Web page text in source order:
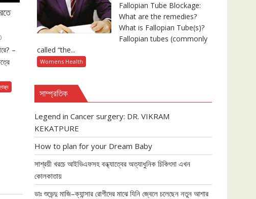
–
Fallopian Tube Blockage:
What are the remedies?
What is Fallopian Tube(s)?
Fallopian tubes (commonly
called “the...
Womens Health
সাম্প্রতিক
Legend in Cancer surgery: DR. VIKRAM
KEKATPURE
How to plan for your Dream Baby
সাশ্রয়ী খরচে আইভিএফসহ বন্ধ্যাত্বের অত্যাধুনিক চিকিৎসা এখন
কোলকাতায়
ডাঃ শুভেন্দু মাজি–ক্যান্সার রোগীদের মাঝে যিনি জ্বেলে চলেছেন নতুন আশার